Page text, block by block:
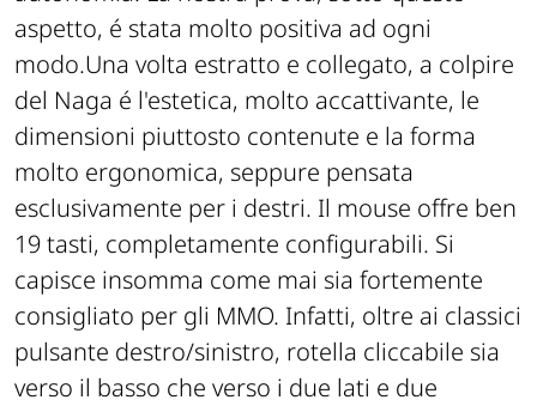
aspetto, é stata molto positiva ad ogni
modo.Una volta estratto e collegato, a colpire
del Naga é l'estetica, molto accattivante, le
dimensioni piuttosto contenute e la forma
molto ergonomica, seppure pensata
esclusivamente per i destri. Il mouse offre ben
19 tasti, completamente configurabili. Si
capisce insomma come mai sia fortemente
consigliato per gli MMO. Infatti, oltre ai classici
pulsante destro/sinistro, rotella cliccabile sia
verso il basso che verso i due lati e due